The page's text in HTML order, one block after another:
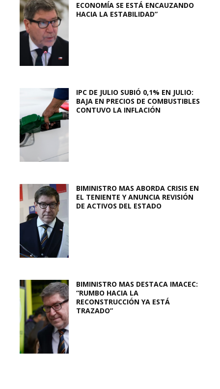
ECONOMÍA SE ESTÁ ENCAUZANDO
HACIA LA ESTABILIDAD”
IPC DE JULIO SUBIÓ 0,1% EN JULIO:
BAJA EN PRECIOS DE COMBUSTIBLES
CONTUVO LA INFLACIÓN
BIMINISTRO MAS ABORDA CRISIS EN
EL TENIENTE Y ANUNCIA REVISIÓN
DE ACTIVOS DEL ESTADO
BIMINISTRO MAS DESTACA IMACEC:
“RUMBO HACIA LA
RECONSTRUCCIÓN YA ESTÁ
TRAZADO”